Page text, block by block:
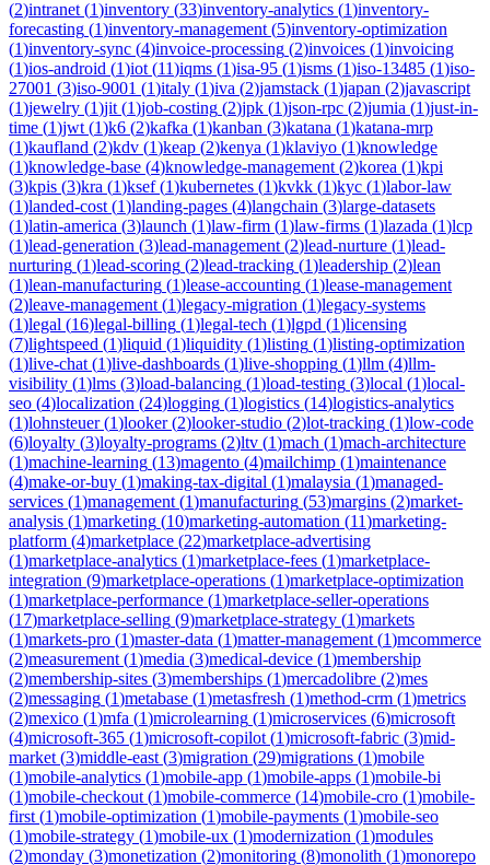
(2)intranet (1)inventory (33)inventory-analytics (1)inventory-
forecasting (1)inventory-management (5)inventory-optimization
(1)inventory-sync (4)invoice-processing (2)invoices (1)invoicing
(1)ios-android (1)iot (11)iqms (1)isa-95 (1)isms (1)iso-13485 (1)iso-
27001 (3)iso-9001 (1)italy (1)iva (2)jamstack (1)japan (2)javascript
(1)jewelry (1)jit (1)job-costing (2)jpk (1)json-rpc (2)jumia (1)just-in-
time (1)jwt (1)k6 (2)kafka (1)kanban (3)katana (1)katana-mrp
(1)kaufland (2)kdv (1)keap (2)kenya (1)klaviyo (1)knowledge
(1)knowledge-base (4)knowledge-management (2)korea (1)kpi
(3)kpis (3)kra (1)ksef(1)kubernetes (1)kvkk (1)kyc (1)labor-law
(1)landed-cost (1)landing-pages (4)langchain (3)large-datasets
(1)latin-america (3)launch (1)law-firm (1)law-firms (1)lazada (1)lcp
(1)lead-generation (3)lead-management (2)lead-nurture (1)lead-
nurturing (1)lead-scoring (2)lead-tracking (1)leadership (2)lean
(1)lean-manufacturing (1)lease-accounting (1)lease-management
(2)leave-management (1)legacy-migration (1)legacy-systems
(1)legal (16)legal-billing (1)legal-tech (1)lgpd (1)licensing
(7)lightspeed (1)liquid (1)liquidity (1)listing (1)listing-optimization
(1)live-chat (1)live-dashboards (1)live-shopping (1)llm (4)llm-
visibility (1)lms (3)load-balancing (1)load-testing (3)local (1)local-
seo (4)localization (24)logging (1)logistics (14)logistics-analytics
(1)lohnsteuer(1)looker(2)looker-studio (2)lot-tracking (1)low-code
(6)loyalty (3)loyalty-programs (2)ltv (1)mach (1)mach-architecture
(1)machine-learning (13)magento (4)mailchimp (1)maintenance
(4)make-or-buy (1)making-tax-digital (1)malaysia (1)managed-
services (1)management (1)manufacturing (53)margins (2)market-
analysis (1)marketing (10)marketing-automation (11)marketing-
platform (4)marketplace (22)marketplace-advertising
(1)marketplace-analytics (1)marketplace-fees (1)marketplace-
integration (9)marketplace-operations (1)marketplace-optimization
(1)marketplace-performance (1)marketplace-seller-operations
(17)marketplace-selling (9)marketplace-strategy (1)markets
(1)markets-pro (1)master-data (1)matter-management (1)mcommerce
(2)measurement (1)media (3)medical-device (1)membership
(2)membership-sites (3)memberships (1)mercadolibre (2)mes
(2)messaging (1)metabase (1)metasfresh (1)method-crm (1)metrics
(2)mexico (1)mfa (1)microlearning (1)microservices (6)microsoft
(4)microsoft-365 (1)microsoft-copilot (1)microsoft-fabric (3)mid-
market (3)middle-east (3)migration (29)migrations (1)mobile
(1)mobile-analytics (1)mobile-app (1)mobile-apps (1)mobile-bi
(1)mobile-checkout (1)mobile-commerce (14)mobile-cro (1)mobile-
first (1)mobile-optimization (1)mobile-payments (1)mobile-seo
(1)mobile-strategy (1)mobile-ux (1)modernization (1)modules
(2)monday (3)monetization (2)monitoring (8)monolith (1)monorepo